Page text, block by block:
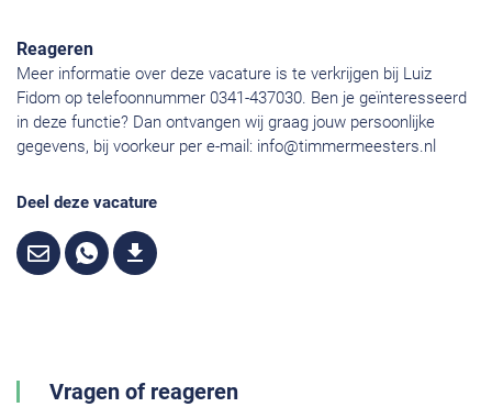
Reageren
Meer informatie over deze vacature is te verkrijgen bij Luiz
Fidom op telefoonnummer 0341-437030. Ben je geïnteresseerd
in deze functie? Dan ontvangen wij graag jouw persoonlijke
gegevens, bij voorkeur per e-mail: info@timmermeesters.nl
Deel deze vacature
Vragen of reageren